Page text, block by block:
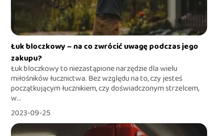
Łuk bloczkowy – na co zwrócić uwagę podczas jego
zakupu?
Łuk bloczkowy to niezastąpione narzędzie dla wielu
miłośników łucznictwa. Bez względu na to, czy jesteś
początkującym łucznikiem, czy doświadczonym strzelcem,
w...
2023-09-25